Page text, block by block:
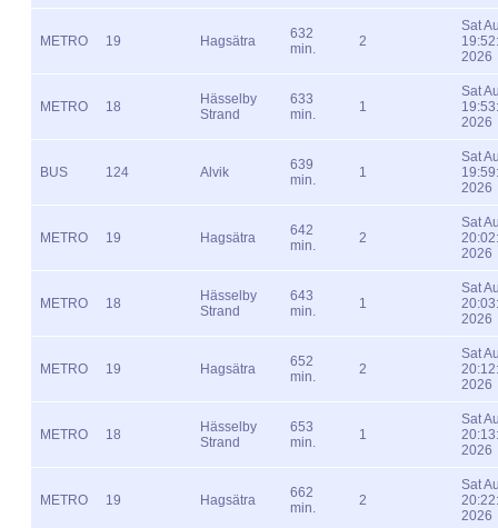
METRO 19 Hagsätra
632
min.
2
Sat
2026
METRO 18
Hässelby
Strand
633
min.
1
Sat
2026
BUS 124 Alvik
639
min.
1
Sat
2026
METRO 19 Hagsätra
642
min.
2
Sat
2026
METRO 18
Hässelby
Strand
643
min.
1
Sat
2026
METRO 19 Hagsätra
652
min.
2
Sat
2026
METRO 18
Hässelby
Strand
653
min.
1
Sat
2026
METRO 19 Hagsätra
662
min.
2
Sat
2026